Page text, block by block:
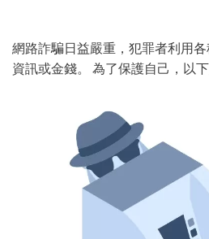
網路詐騙日益嚴重，犯罪者利用
資訊或金錢。 為了保護自己，以